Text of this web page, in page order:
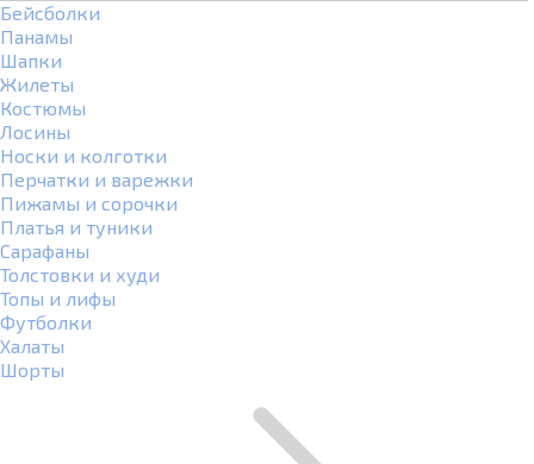
Бейсболки
Панамы
Шапки
Жилеты
Костюмы
Лосины
Носки и колготки
Перчатки и варежки
Пижамы и сорочки
Платья и туники
Сарафаны
Толстовки и худи
Топы и лифы
Футболки
Халаты
Шорты